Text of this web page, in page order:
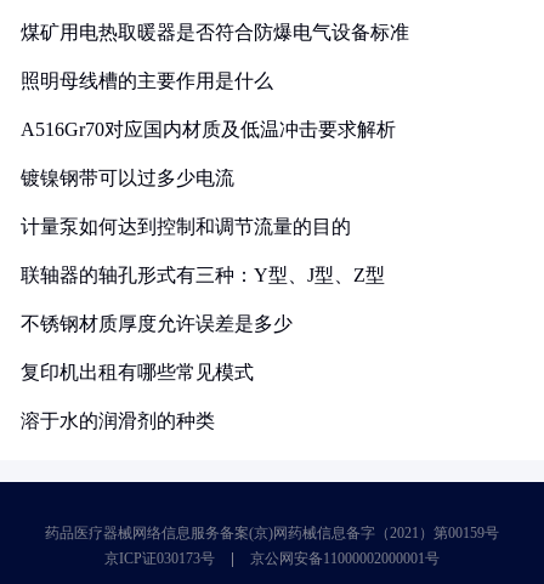
煤矿用电热取暖器是否符合防爆电气设备标准
照明母线槽的主要作用是什么
A516Gr70对应国内材质及低温冲击要求解析
镀镍钢带可以过多少电流
计量泵如何达到控制和调节流量的目的
联轴器的轴孔形式有三种：Y型、J型、Z型
不锈钢材质厚度允许误差是多少
复印机出租有哪些常见模式
溶于水的润滑剂的种类
药品医疗器械网络信息服务备案(京)网药械信息备字（2021）第00159号
京ICP证030173号
京公网安备11000002000001号